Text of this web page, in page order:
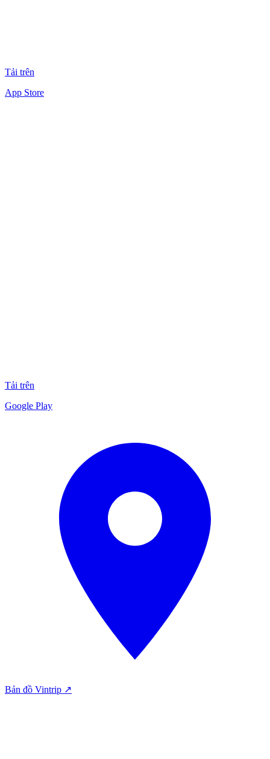
Tải trên
App Store
Tải trên
Google Play
Bản đồ Vintrip ↗